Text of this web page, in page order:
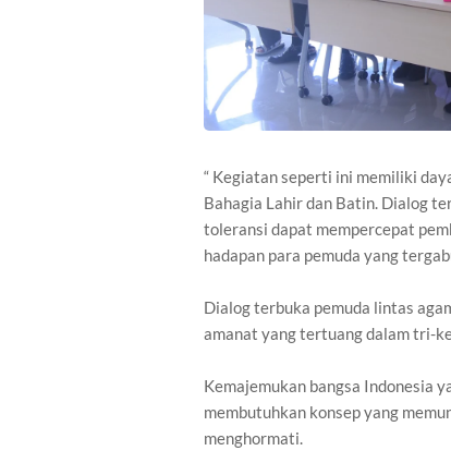
“ Kegiatan seperti ini memiliki
Bahagia Lahir dan Batin. Dialog
toleransi dapat mempercepat
hadapan para pemuda yang
Dialog terbuka pemuda lintas
amanat yang tertuang dalam tri-
Kemajemukan bangsa Indonesia
membutuhkan konsep yang
menghormati.